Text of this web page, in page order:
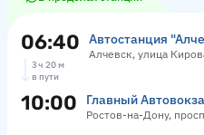
06:40 Автостанция
Алчевск, улица
3 ч 20 м
в пути
10:00 Главный
Ростов-на-Дону,